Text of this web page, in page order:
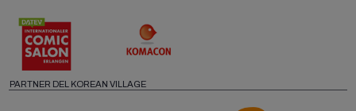
PARTNER DEL KOREAN VILLAGE